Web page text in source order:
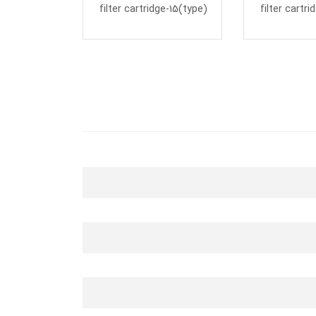
filter
filter cartridge-15(type)